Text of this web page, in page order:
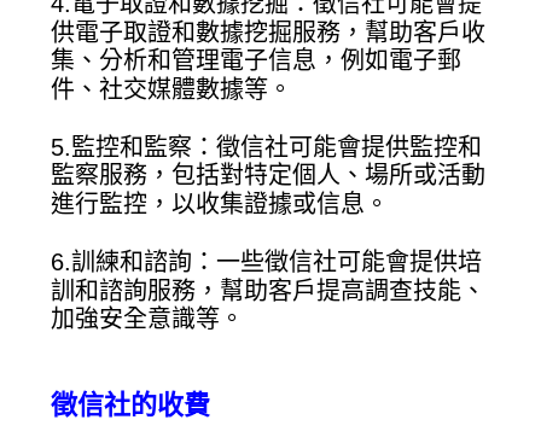
供電子取證和數據挖掘服務，幫助客戶收
集、分析和管理電子信息，例如電子郵
件、社交媒體數據等。
5.監控和監察：徵信社可能會提供監控和
監察服務，包括對特定個人、場所或活動
進行監控，以收集證據或信息。
6.訓練和諮詢：一些徵信社可能會提供培
訓和諮詢服務，幫助客戶提高調查技能、
加強安全意識等。
徵信社的收費